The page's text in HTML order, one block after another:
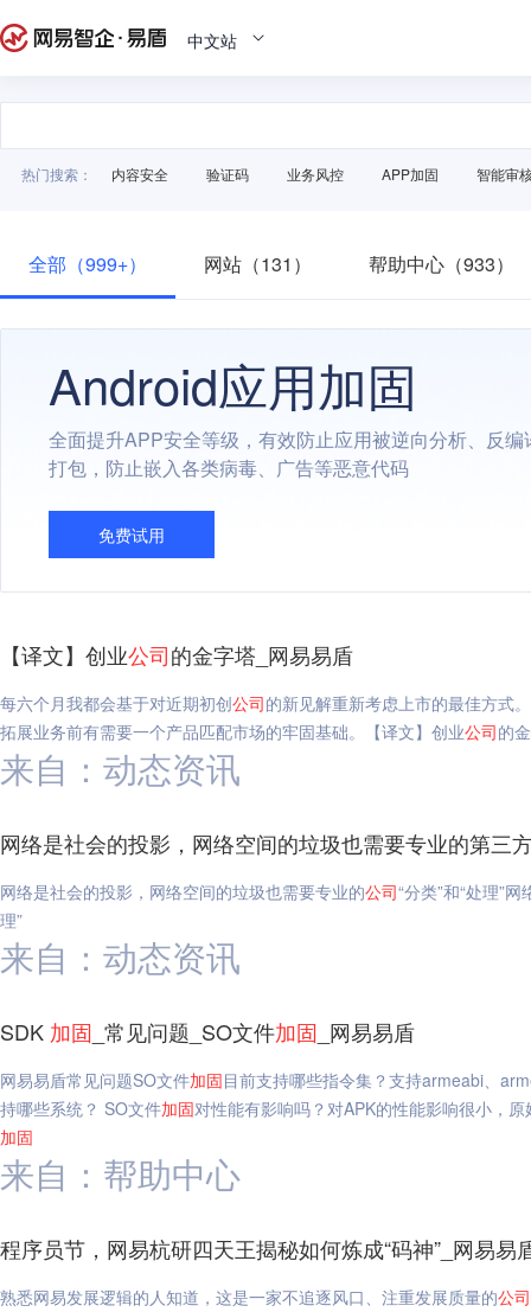
中文站
热门搜索： 内容安全 验证码 业务风控 APP加固 智能审
全部（999+） 网站（131） 帮助中心（933）
Android应用加固
全面提升APP安全等级，有效防止应用被逆向分析、反编
打包，防止嵌入各类病毒、广告等恶意代码
免费试用
【译文】创业公司的金字塔_网易易盾
每六个月我都会基于对近期初创公司的新见解重新考虑上市的最佳方式
拓展业务前有需要一个产品匹配市场的牢固基础。【译文】创业公司的
来自：动态资讯
网络是社会的投影，网络空间的垃圾也需要专业的第三
网络是社会的投影，网络空间的垃圾也需要专业的公司“分类”和“处理”
理”
来自：动态资讯
SDK 加固 _常见问题_SO文件加固 _网易易盾
网易易盾常见问题SO文件加固目前支持哪些指令集？支持armeabi、
持哪些系统？ SO文件加固对性能有影响吗？对APK的性能影响很小，
加固
来自：帮助中心
程序员节，网易杭研四天王揭秘如何炼成“码神”_网易易
熟悉网易发展逻辑的人知道，这是一家不追逐风口、注重发展质量的公司